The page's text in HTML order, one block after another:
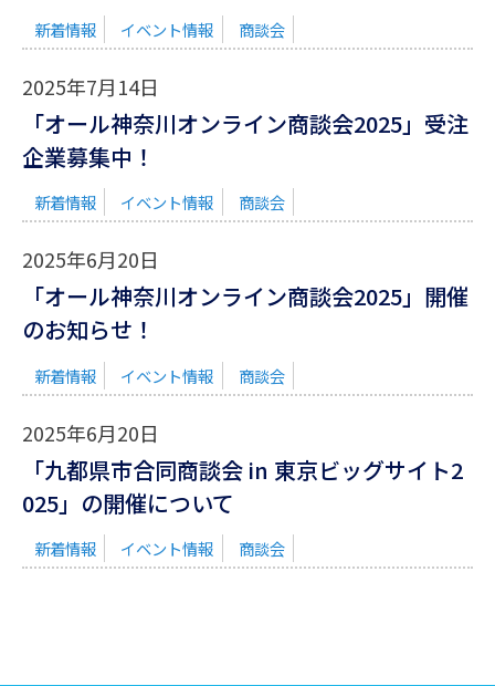
新着情報 イベント情報 商談会
2025年7月14日
「オール神奈川オンライン商談会2025」受注
企業募集中！
新着情報 イベント情報 商談会
2025年6月20日
「オール神奈川オンライン商談会2025」開催
のお知らせ！
新着情報 イベント情報 商談会
2025年6月20日
「九都県市合同商談会 in 東京ビッグサイト2
025」の開催について
新着情報 イベント情報 商談会